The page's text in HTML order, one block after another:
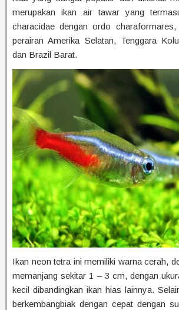
merupakan ikan air tawar yang
characidae dengan ordo
perairan Amerika Selatan, Tenggara
dan Brazil Barat.
Ikan neon tetra ini memiliki warna cerah,
memanjang sekitar 1 – 3 cm, dengan
kecil dibandingkan ikan hias lainnya.
berkembangbiak dengan cepat dengan